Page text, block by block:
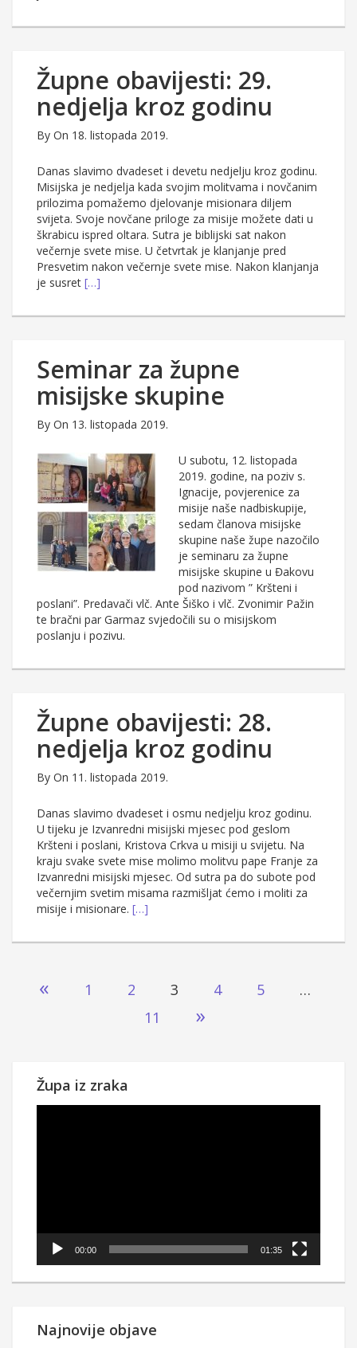
Župne obavijesti: 29.
nedjelja kroz godinu
By On 18. listopada 2019.
Danas slavimo dvadeset i devetu nedjelju kroz godinu.
Misijska je nedjelja kada svojim molitvama i novčanim
prilozima pomažemo djelovanje misionara diljem
svijeta. Svoje novčane priloge za misije možete dati u
škrabicu ispred oltara. Sutra je biblijski sat nakon
večernje svete mise. U četvrtak je klanjanje pred
Presvetim nakon večernje svete mise. Nakon klanjanja
je susret […]
Seminar za župne
misijske skupine
By On 13. listopada 2019.
U subotu, 12. listopada
2019. godine, na poziv s.
Ignacije, povjerenice za
misije naše nadbiskupije,
sedam članova misijske
skupine naše župe nazočilo
je seminaru za župne
misijske skupine u Đakovu
pod nazivom ” Kršteni i
poslani”. Predavači vlč. Ante Šiško i vlč. Zvonimir Pažin
te bračni par Garmaz svjedočili su o misijskom
poslanju i pozivu.
Župne obavijesti: 28.
nedjelja kroz godinu
By On 11. listopada 2019.
Danas slavimo dvadeset i osmu nedjelju kroz godinu.
U tijeku je Izvanredni misijski mjesec pod geslom
Kršteni i poslani, Kristova Crkva u misiji u svijetu. Na
kraju svake svete mise molimo molitvu pape Franje za
Izvanredni misijski mjesec. Od sutra pa do subote pod
večernjim svetim misama razmišljat ćemo i moliti za
misije i misionare. […]
Brojevi
« 1 2 3 4 5
…
11
»
Župa iz zraka
00:00 01:35
Najnovije objave